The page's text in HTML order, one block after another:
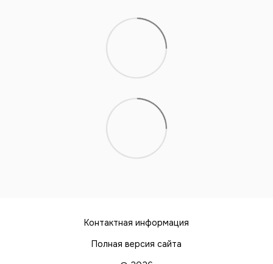
Контактная информация
Полная версия сайта